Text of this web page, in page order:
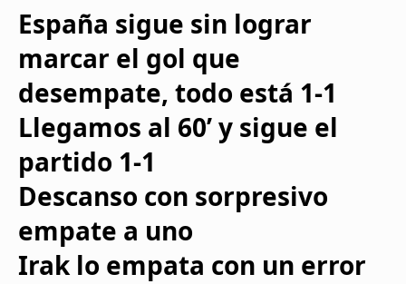
España sigue sin lograr
marcar el gol que
desempate, todo está 1-1
Llegamos al 60’ y sigue el
partido 1-1
Descanso con sorpresivo
empate a uno
Irak lo empata con un error